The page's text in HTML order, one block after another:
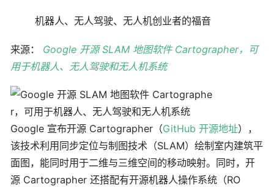
机器人、无人驾驶、无人机创业者的福音
来源： Google 开源 SLAM 地图软件 Cartographer，可
用于机器人、无人驾驶和无人机系统
Google 宣布开源 Cartographer（GitHub 开源地址），
该技术利用同步定位与制图技术（SLAM）绘制室内建筑平
面图，能同时用于二维与三维空间的移动映射。同时，开
源 Cartographer 还搭配有开源机器人操作系统（RO